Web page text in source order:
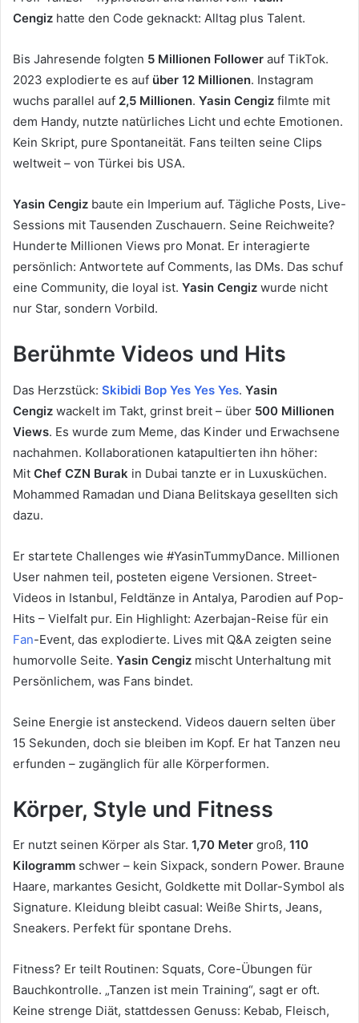
Cengiz hatte den Code geknackt: Alltag plus Talent.
Bis Jahresende folgten 5 Millionen Follower auf TikTok.
2023 explodierte es auf über 12 Millionen. Instagram
wuchs parallel auf 2,5 Millionen. Yasin Cengiz filmte mit
dem Handy, nutzte natürliches Licht und echte Emotionen.
Kein Skript, pure Spontaneität. Fans teilten seine Clips
weltweit – von Türkei bis USA.
Yasin Cengiz baute ein Imperium auf. Tägliche Posts, Live-
Sessions mit Tausenden Zuschauern. Seine Reichweite?
Hunderte Millionen Views pro Monat. Er interagierte
persönlich: Antwortete auf Comments, las DMs. Das schuf
eine Community, die loyal ist. Yasin Cengiz wurde nicht
nur Star, sondern Vorbild.
Berühmte Videos und Hits
Das Herzstück: Skibidi Bop Yes Yes Yes. Yasin
Cengiz wackelt im Takt, grinst breit – über 500 Millionen
Views. Es wurde zum Meme, das Kinder und Erwachsene
nachahmen. Kollaborationen katapultierten ihn höher:
Mit Chef CZN Burak in Dubai tanzte er in Luxusküchen.
Mohammed Ramadan und Diana Belitskaya gesellten sich
dazu.
Er startete Challenges wie #YasinTummyDance. Millionen
User nahmen teil, posteten eigene Versionen. Street-
Videos in Istanbul, Feldtänze in Antalya, Parodien auf Pop-
Hits – Vielfalt pur. Ein Highlight: Azerbajan-Reise für ein
Fan-Event, das explodierte. Lives mit Q&A zeigten seine
humorvolle Seite. Yasin Cengiz mischt Unterhaltung mit
Persönlichem, was Fans bindet.
Seine Energie ist ansteckend. Videos dauern selten über
15 Sekunden, doch sie bleiben im Kopf. Er hat Tanzen neu
erfunden – zugänglich für alle Körperformen.
Körper, Style und Fitness
Er nutzt seinen Körper als Star. 1,70 Meter groß, 110
Kilogramm schwer – kein Sixpack, sondern Power. Braune
Haare, markantes Gesicht, Goldkette mit Dollar-Symbol als
Signature. Kleidung bleibt casual: Weiße Shirts, Jeans,
Sneakers. Perfekt für spontane Drehs.
Fitness? Er teilt Routinen: Squats, Core-Übungen für
Bauchkontrolle. „Tanzen ist mein Training“, sagt er oft.
Keine strenge Diät, stattdessen Genuss: Kebab, Fleisch,